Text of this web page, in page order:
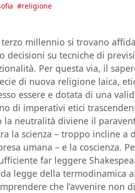
#religione
millennio si trovano
decisioni su tecniche di
Per questa via, il
di nuova religione laica,
essere e dotata di una
di imperativi etici
la neutralità diviene il
la scienza – troppo incline a
umana – e la coscienza.
far leggere
legge della termodinamica
che l’avvenire non